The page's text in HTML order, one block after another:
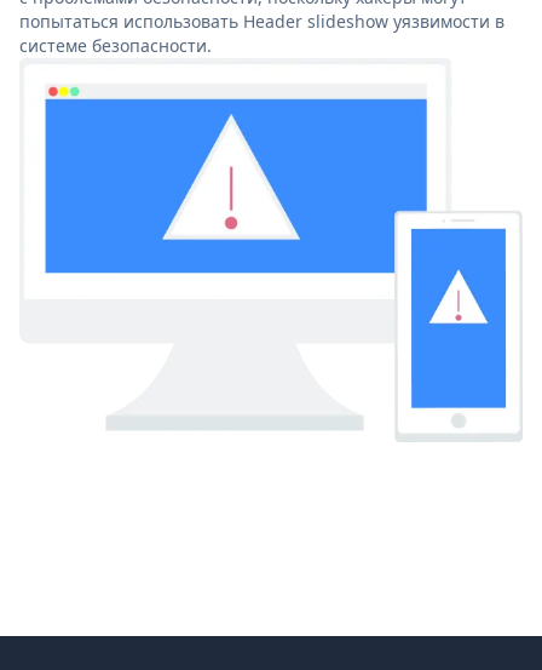
попытаться использовать Header slideshow уязвимости в
системе безопасности.